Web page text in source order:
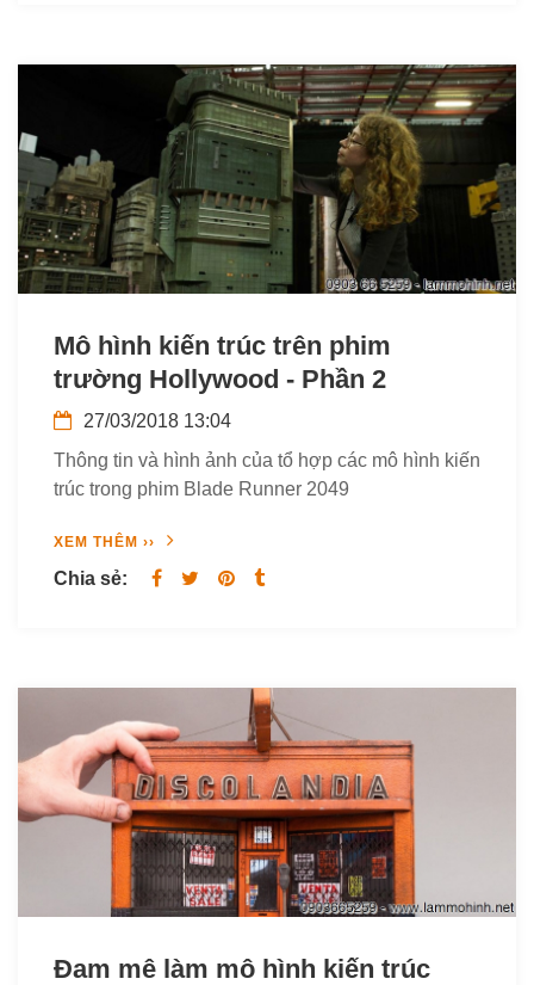
Mô hình kiến trúc trên phim
trường Hollywood - Phần 2
27/03/2018 13:04
Thông tin và hình ảnh của tổ hợp các mô hình kiến
trúc trong phim Blade Runner 2049
XEM THÊM ››
Chia sẻ:
Đam mê làm mô hình kiến trúc